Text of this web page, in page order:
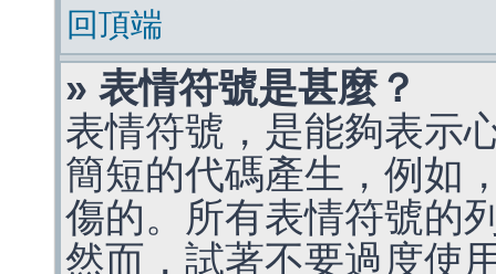
回頂端
» 表情符號是甚麼？
表情符號，是能夠表示
簡短的代碼產生，例如
傷的。所有表情符號的
然而，試著不要過度使